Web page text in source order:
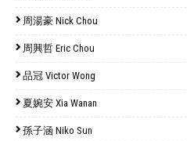
周湯豪 Nick Chou
周興哲 Eric Chou
品冠 Victor Wong
夏婉安 Xia Wanan
孫子涵 Niko Sun